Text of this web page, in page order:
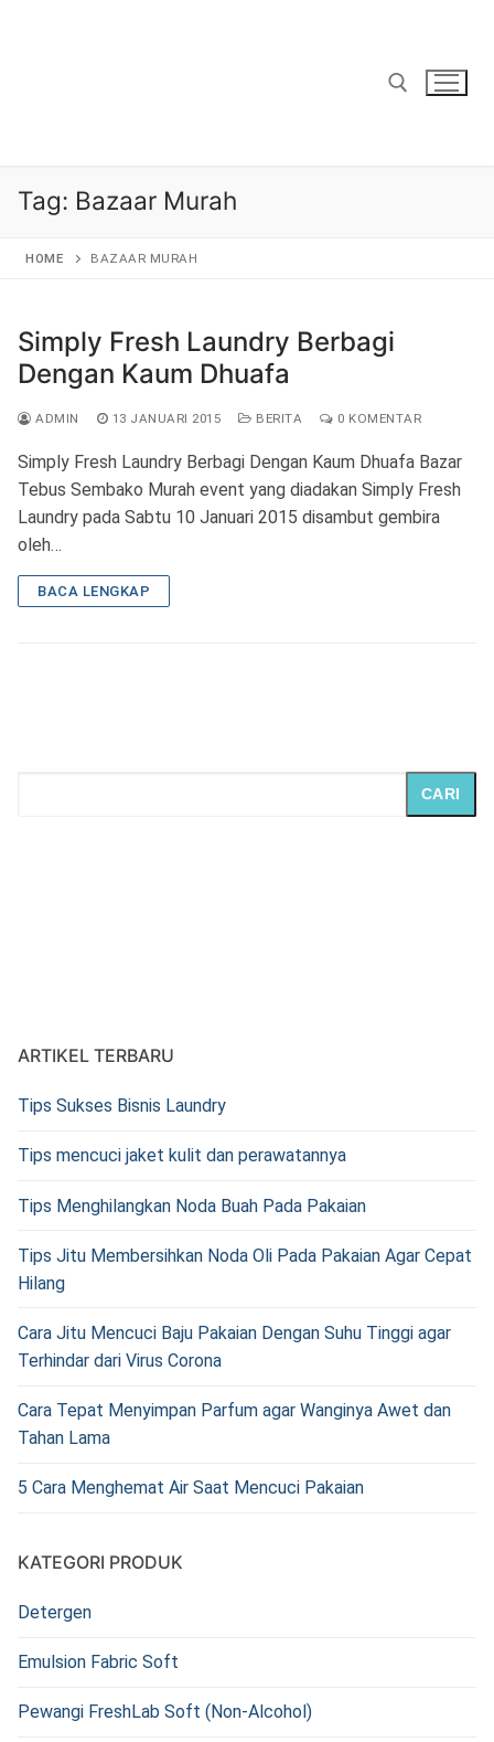
Tag: Bazaar Murah
HOME BAZAAR MURAH
Simply Fresh Laundry Berbagi
Dengan Kaum Dhuafa
ADMIN 13 JANUARI 2015 BERITA 0 KOMENTAR
Simply Fresh Laundry Berbagi Dengan Kaum Dhuafa Bazar
Tebus Sembako Murah event yang diadakan Simply Fresh
Laundry pada Sabtu 10 Januari 2015 disambut gembira
oleh…
BACA LENGKAP
CARI
ARTIKEL TERBARU
Tips Sukses Bisnis Laundry
Tips mencuci jaket kulit dan perawatannya
Tips Menghilangkan Noda Buah Pada Pakaian
Tips Jitu Membersihkan Noda Oli Pada Pakaian Agar Cepat
Hilang
Cara Jitu Mencuci Baju Pakaian Dengan Suhu Tinggi agar
Terhindar dari Virus Corona
Cara Tepat Menyimpan Parfum agar Wanginya Awet dan
Tahan Lama
5 Cara Menghemat Air Saat Mencuci Pakaian
KATEGORI PRODUK
Detergen
Emulsion Fabric Soft
Pewangi FreshLab Soft (Non-Alcohol)